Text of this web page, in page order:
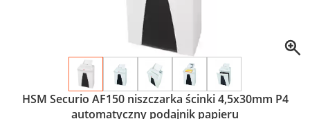
HSM Securio AF150 niszczarka ścinki 4,5x30mm P4
automatyczny podajnik papieru